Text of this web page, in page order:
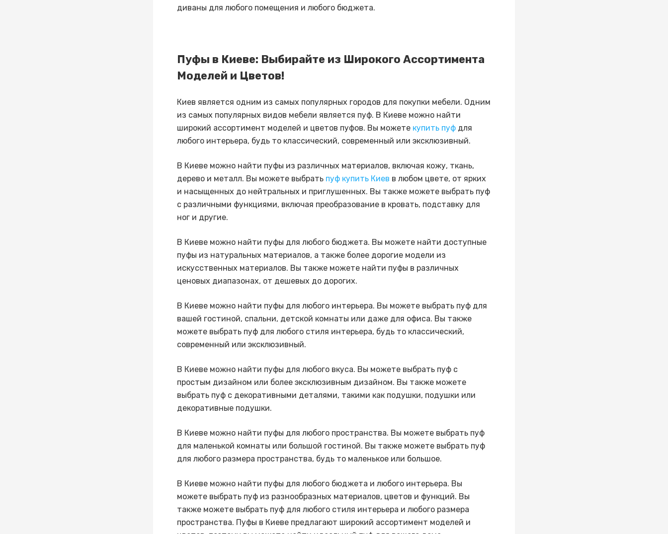
диваны для любого помещения и любого бюджета.
Пуфы в Киеве: Выбирайте из Широкого Ассортимента
Моделей и Цветов!
Киев является одним из самых популярных городов для покупки мебели. Одним
из самых популярных видов мебели является пуф. В Киеве можно найти
широкий ассортимент моделей и цветов пуфов. Вы можете купить пуф для
любого интерьера, будь то классический, современный или эксклюзивный.
В Киеве можно найти пуфы из различных материалов, включая кожу, ткань,
дерево и металл. Вы можете выбрать пуф купить Киев в любом цвете, от ярких
и насыщенных до нейтральных и приглушенных. Вы также можете выбрать пуф
с различными функциями, включая преобразование в кровать, подставку для
ног и другие.
В Киеве можно найти пуфы для любого бюджета. Вы можете найти доступные
пуфы из натуральных материалов, а также более дорогие модели из
искусственных материалов. Вы также можете найти пуфы в различных
ценовых диапазонах, от дешевых до дорогих.
В Киеве можно найти пуфы для любого интерьера. Вы можете выбрать пуф для
вашей гостиной, спальни, детской комнаты или даже для офиса. Вы также
можете выбрать пуф для любого стиля интерьера, будь то классический,
современный или эксклюзивный.
В Киеве можно найти пуфы для любого вкуса. Вы можете выбрать пуф с
простым дизайном или более эксклюзивным дизайном. Вы также можете
выбрать пуф с декоративными деталями, такими как подушки, подушки или
декоративные подушки.
В Киеве можно найти пуфы для любого пространства. Вы можете выбрать пуф
для маленькой комнаты или большой гостиной. Вы также можете выбрать пуф
для любого размера пространства, будь то маленькое или большое.
В Киеве можно найти пуфы для любого бюджета и любого интерьера. Вы
можете выбрать пуф из разнообразных материалов, цветов и функций. Вы
также можете выбрать пуф для любого стиля интерьера и любого размера
пространства. Пуфы в Киеве предлагают широкий ассортимент моделей и